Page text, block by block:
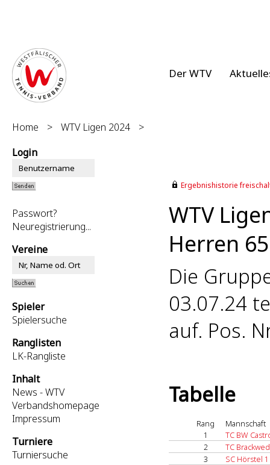
Der WTV
Home > WTV Ligen 2024
>
Login
Passwort?
Neuregistrierung...
Vereine
Spieler
Spielersuche
Ranglisten
LK-Rangliste
Inhalt
News - WTV
Verbandshomepage
Impressum
Turniere
Turniersuche
Ergebnishistorie
WTV
Herren
Die
03.07.24
auf. Pos.
Tabelle
Rang
Mannschaft
1
TC BW
2
TC
3
SC Hörstel 1